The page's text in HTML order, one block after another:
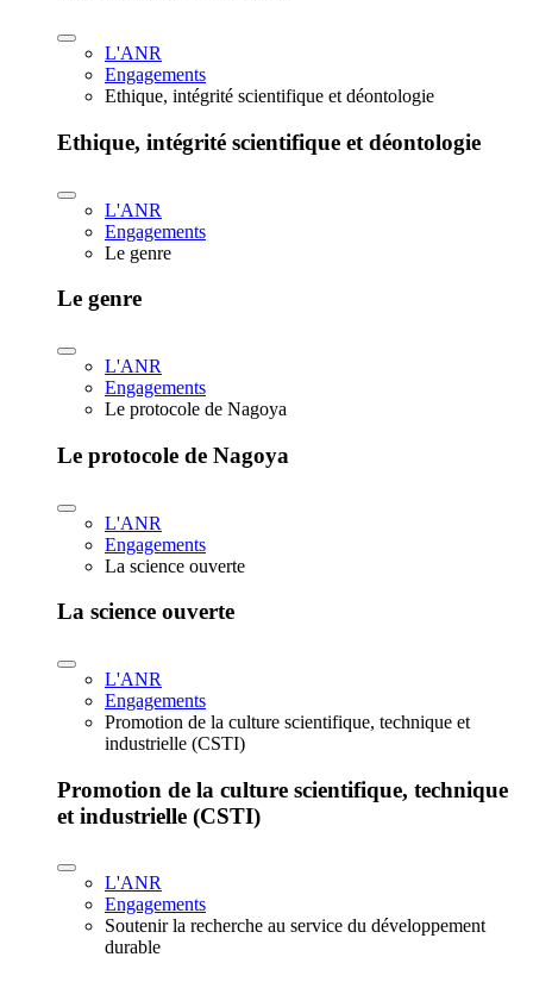
L'ANR
Engagements
Ethique, intégrité scientifique et déontologie
Ethique, intégrité scientifique et déontologie
L'ANR
Engagements
Le genre
Le genre
L'ANR
Engagements
Le protocole de Nagoya
Le protocole de Nagoya
L'ANR
Engagements
La science ouverte
La science ouverte
L'ANR
Engagements
Promotion de la culture scientifique, technique et
industrielle (CSTI)
Promotion de la culture scientifique, technique
et industrielle (CSTI)
L'ANR
Engagements
Soutenir la recherche au service du développement
durable